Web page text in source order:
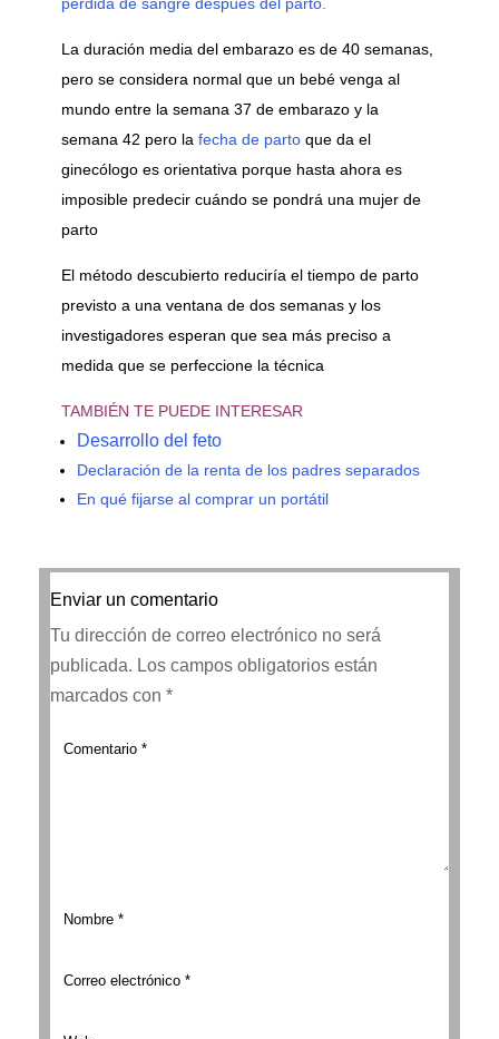
La duración media del embarazo es de 40 semanas,
pero se considera normal que un bebé venga al
mundo entre la semana 37 de embarazo y la
semana 42 pero la fecha de partoque da el
ginecólogo es orientativa porque hasta ahora es
imposible predecir cuándo se pondrá una mujer de
parto
El método descubierto reduciría el tiempo de parto
previsto a una ventana de dos semanas y los
investigadores esperan que sea más preciso a
medida que se perfeccione la técnica
TAMBIÉN TE PUEDE INTERESAR
Desarrollo del feto
Declaración de la renta de los padres separados
En qué fijarse al comprar un portátil
Enviar un comentario
Tu dirección de correo electrónico no será
publicada. Los campos obligatorios están
marcados con *